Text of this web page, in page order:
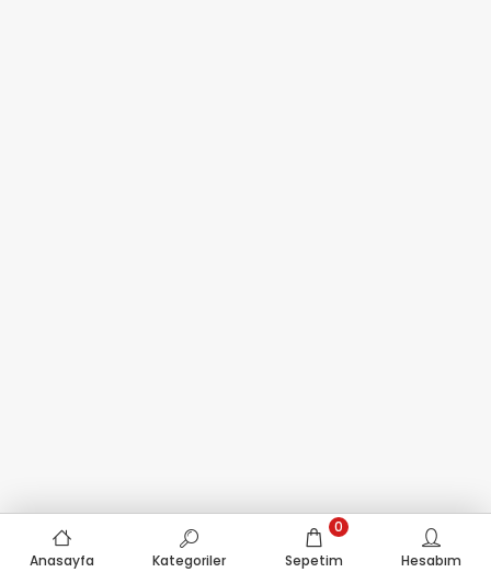
Anasayfa Kategoriler Sepetim
0
Hesabım